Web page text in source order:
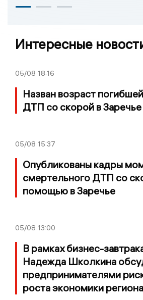
Интересные
05/08 18:16
Назван возраст
ДТП со скорой в Заречье
05/08 15:37
Опубликованы кадры
смертельного ДТП со
помощью в Заречье
05/08 13:00
В рамках бизнес-
Надежда Школкина
предпринимателями
роста экономики региона